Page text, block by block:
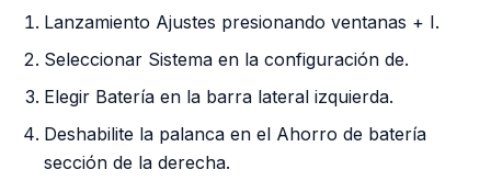
Lanzamiento Ajustes presionando ventanas + I.
Seleccionar Sistema en la configuración de.
Elegir Batería en la barra lateral izquierda.
Deshabilite la palanca en el Ahorro de batería
sección de la derecha.